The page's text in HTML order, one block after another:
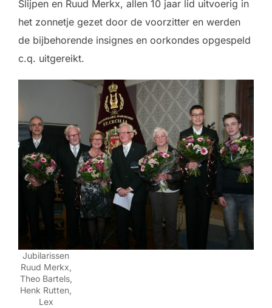
Slijpen en Ruud Merkx, allen 10 jaar lid uitvoerig in
het zonnetje gezet door de voorzitter en werden
de bijbehorende insignes en oorkondes opgespeld
c.q. uitgereikt.
Jubilarissen
Ruud Merkx,
Theo Bartels,
Henk Rutten,
Lex